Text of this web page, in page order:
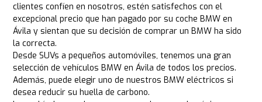
clientes confíen en nosotros, estén satisfechos con el
excepcional precio que han pagado por su coche BMW en
Ávila y sientan que su decisión de comprar un BMW ha sido
la correcta.
Desde SUVs a pequeños automóviles, tenemos una gran
selección de vehículos BMW en Ávila de todos los precios.
Además, puede elegir uno de nuestros BMW eléctricos si
desea reducir su huella de carbono.